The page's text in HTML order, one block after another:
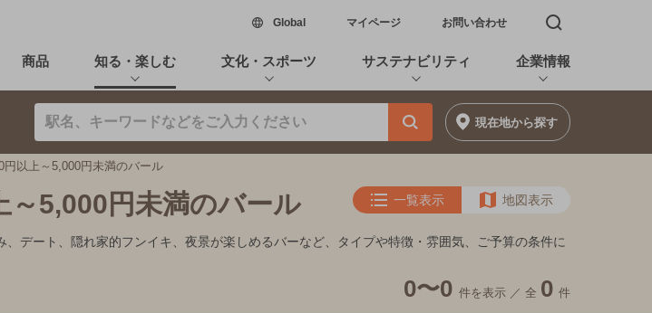
Global新しいウィンドウで開く
マイページ お問い合わせ 検索窓を開く
商品 知る・楽しむ 文化・スポーツ サステナビリティ 企業情報
現在地から探す
以上～5,000円未満のバール
～5,000円未満のバール 一覧表示 地図表示
デート、隠れ家的フンイキ、夜景が楽しめるバーなど、タイプや特徴・雰囲気、ご予算の条件に
0〜0 件を表示 ／ 全 0 件